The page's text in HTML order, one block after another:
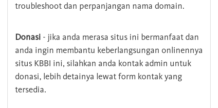
troubleshoot dan perpanjangan nama domain.
Donasi - jika anda merasa situs ini bermanfaat dan
anda ingin membantu keberlangsungan onlinennya
situs KBBI ini, silahkan anda kontak admin untuk
donasi, lebih detainya lewat form kontak yang
tersedia.